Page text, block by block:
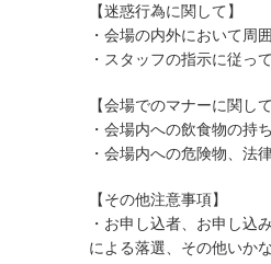
【迷惑行為に関して】
・会場の内外において周
・スタッフの指示に従っ
【会場でのマナーに関して
・会場内への飲食物の持
・会場内への危険物、法
【その他注意事項】
・お申し込者、お申し込
による落選、その他いか